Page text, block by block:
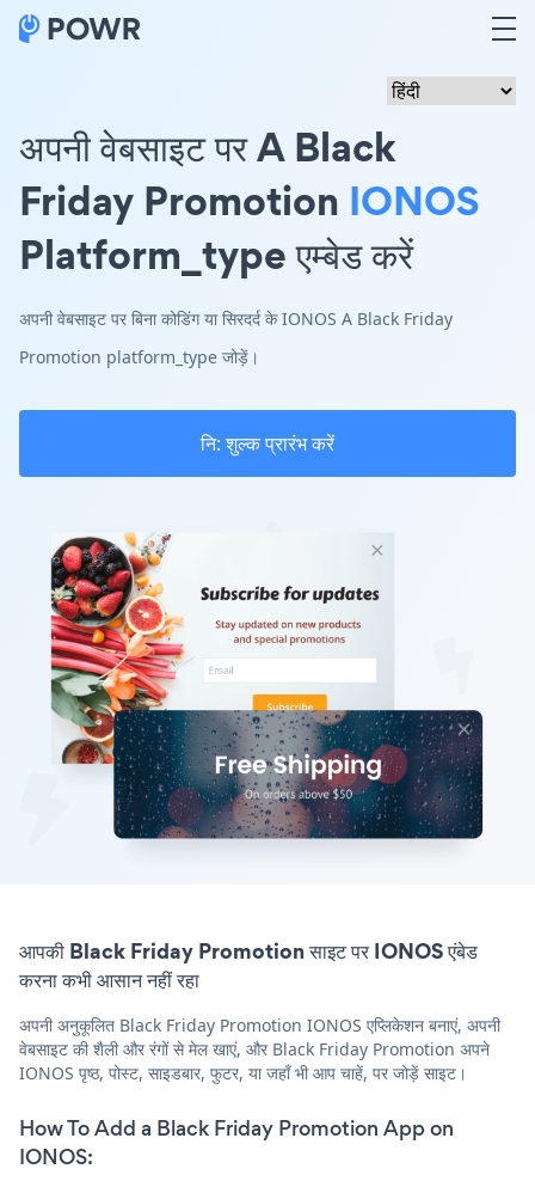
अपनी वेबसाइट पर A Black
Friday Promotion IONOS
Platform_type एम्बेड करें
अपनी वेबसाइट पर बिना कोडिंग या सिरदर्द के IONOS A Black Friday
Promotion platform_type जोड़ें।
नि: शुल्क प्रारंभ करें
आपकी Black Friday Promotion साइट पर IONOS एंबेड
करना कभी आसान नहीं रहा
अपनी अनुकूलित Black Friday Promotion IONOS एप्लिकेशन बनाएं, अपनी
वेबसाइट की शैली और रंगों से मेल खाएं, और Black Friday Promotion अपने
IONOS पृष्ठ, पोस्ट, साइडबार, फुटर, या जहाँ भी आप चाहें, पर जोड़ें साइट।
How To Add a Black Friday Promotion App on
IONOS: